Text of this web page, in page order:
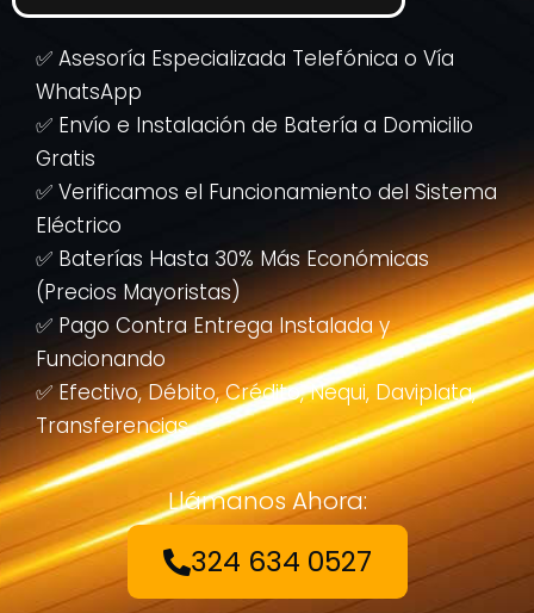
✅ Asesoría Especializada Telefónica o Vía
WhatsApp
✅ Envío e Instalación de Batería a Domicilio
Gratis
✅ Verificamos el Funcionamiento del Sistema
Eléctrico
✅ Baterías Hasta 30% Más Económicas
(Precios Mayoristas)
✅ Pago Contra Entrega Instalada y
Funcionando
✅ Efectivo, Débito, Crédito, Nequi, Daviplata,
Transferencias
Llámanos Ahora:
324 634 0527